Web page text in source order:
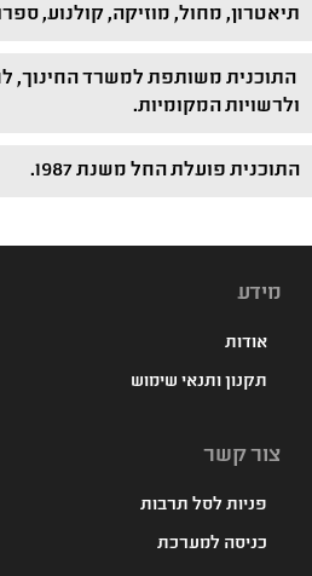
תיאטרון, מחול, מוזיקה, קולנוע,
התוכנית משותפת למשרד החינוך,
ולרשויות המקומיות.
התוכנית פועלת החל משנת 1987.
מידע
אודות
תקנון ותנאי שימוש
צור קשר
פניות לסל תרבות
כניסה למערכת